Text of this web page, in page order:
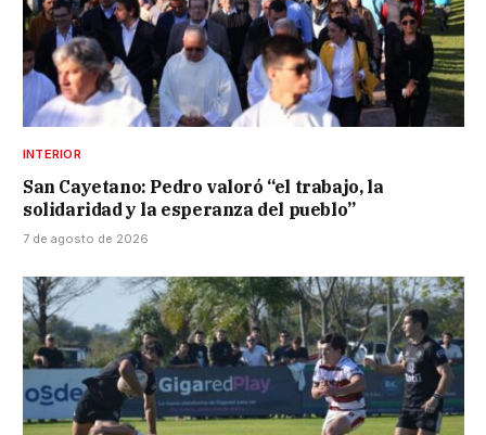
INTERIOR
San Cayetano: Pedro valoró “el trabajo, la
solidaridad y la esperanza del pueblo”
7 de agosto de 2026